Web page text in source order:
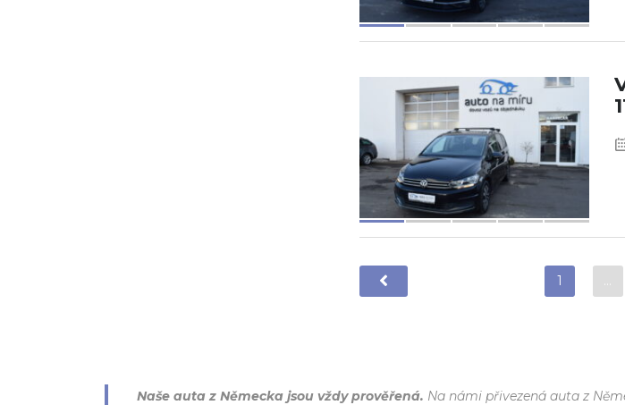
1 …
Naše auta z Německa jsou vždy prověřená. Na námi přivezená auta z